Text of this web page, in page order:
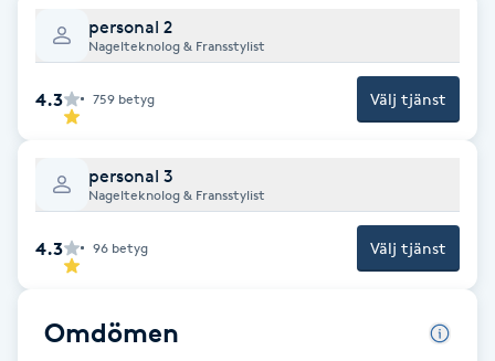
Dermapen
Enzympeeling
Extensions
Extensions borttagning
personal 2
Nagelteknolog & Fransstylist
4.3 759 betyg Välj tjänst
personal 3
Nagelteknolog & Fransstylist
4.3 96 betyg Välj tjänst
Omdömen